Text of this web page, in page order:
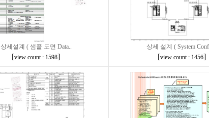
상세설계 ( 샘플 도면 Data..
[view count : 1598]
상세 설계 ( System
[view count : 1456]